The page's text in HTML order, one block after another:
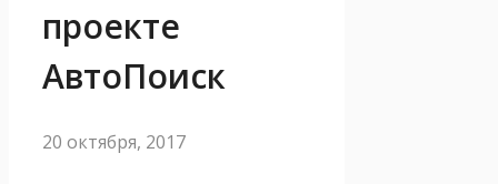
проекте
АвтоПоиск
20 октября, 2017